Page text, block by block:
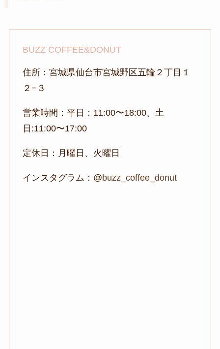
BUZZ COFFEE&DONUT
住所：宮城県仙台市宮城野区五輪２丁目１
２−３
営業時間：平日：11:00〜18:00、土
日:11:00〜17:00
定休日：月曜日、火曜日
インスタグラム：@buzz_coffee_donut